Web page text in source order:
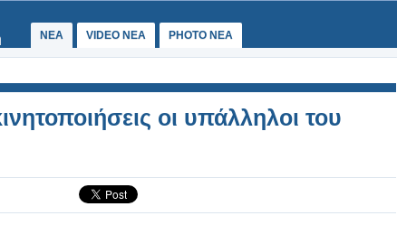
ΝΕΑ VIDEO NEA PHOTO NEA
οι υπάλληλοι του